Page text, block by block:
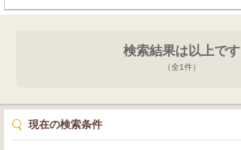
検索結果は以上です
（全1件）
現在の検索条件